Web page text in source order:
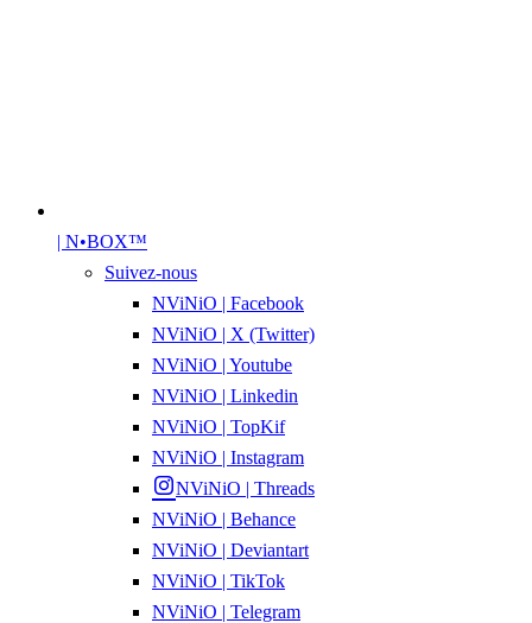
| N•BOX™
Suivez-nous
NViNiO | Facebook
NViNiO | X (Twitter)
NViNiO | Youtube
NViNiO | Linkedin
NViNiO | TopKif
NViNiO | Instagram
NViNiO | Threads
NViNiO | Behance
NViNiO | Deviantart
NViNiO | TikTok
NViNiO | Telegram